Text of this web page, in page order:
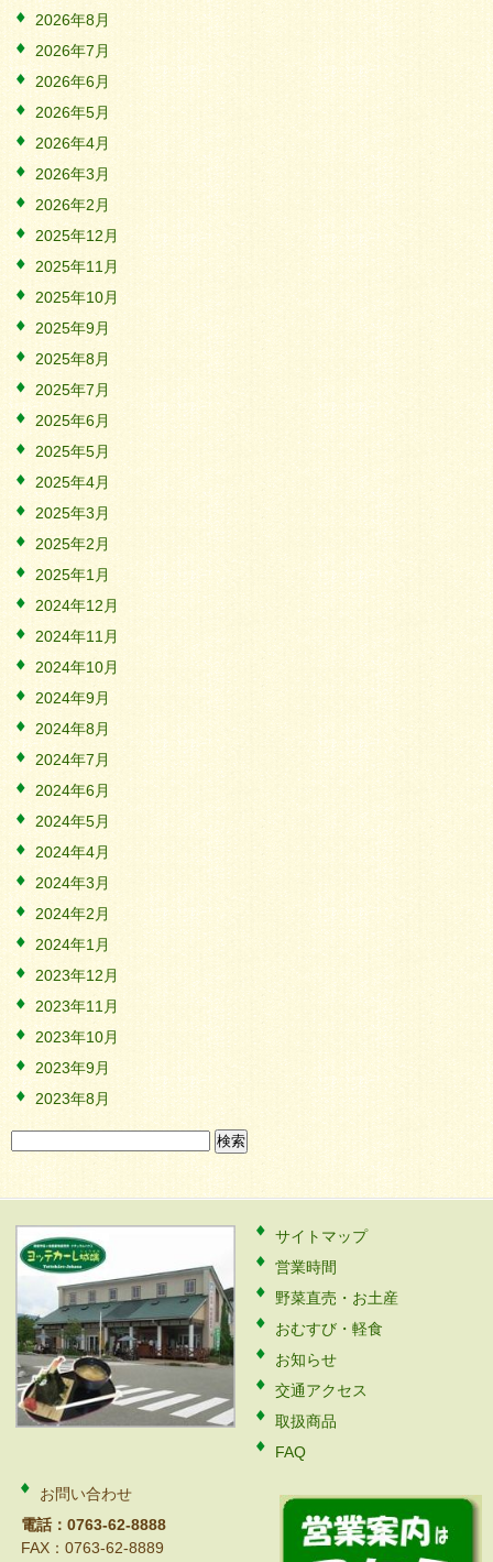
2026年8月
2026年7月
2026年6月
2026年5月
2026年4月
2026年3月
2026年2月
2025年12月
2025年11月
2025年10月
2025年9月
2025年8月
2025年7月
2025年6月
2025年5月
2025年4月
2025年3月
2025年2月
2025年1月
2024年12月
2024年11月
2024年10月
2024年9月
2024年8月
2024年7月
2024年6月
2024年5月
2024年4月
2024年3月
2024年2月
2024年1月
2023年12月
2023年11月
2023年10月
2023年9月
2023年8月
索:
サイトマップ
営業時間
野菜直売・お土産
おむすび・軽食
お知らせ
交通アクセス
取扱商品
FAQ
お問い合わせ
電話：0763-62-8888
FAX：0763-62-8889